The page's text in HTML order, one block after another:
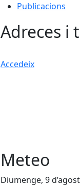
Publicacions
Adreces i
Accedeix
Meteo
Diumenge, 9 d’agost